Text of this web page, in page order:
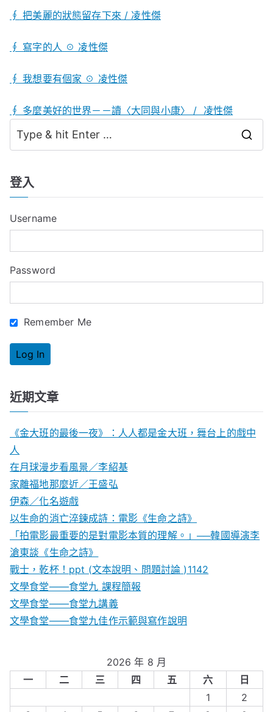
∮ 把美麗的狀態留存下來 / 凌性傑
∮ 寫字的人 ☉ 凌性傑
∮ 我想要有個家 ☉ 凌性傑
∮ 多麼美好的世界－－讀〈大同與小康〉 / 凌性傑
h
r
登入
Username
Password
Remember Me
近期文章
《金大班的最後一夜》：人人都是金大班，舞台上的戲中
人
在月球漫步看風景／李紹基
家離福地那麼近／王盛弘
伊森／化名遊戲
以生命的消亡淬鍊成詩：電影《生命之詩》
「拍電影最重要的是對電影本質的理解。」──韓國導演李
滄東談《生命之詩》
戰士，乾杯！ppt (文本說明、問題討論 )1142
文學食堂——食堂九 課程簡報
文學食堂――食堂九講義
文學食堂——食堂九佳作示範與寫作說明
2026 年 8 月
一
二 三 四 五 六
日
1
2